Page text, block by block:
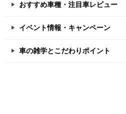
おすすめ車種・注目車レビュー
イベント情報・キャンペーン
車の雑学とこだわりポイント